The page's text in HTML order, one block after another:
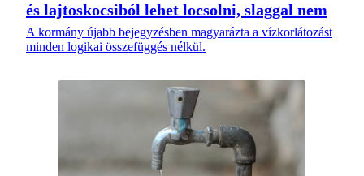
és lajtoskocsiból lehet locsolni, slaggal nem
A kormány újabb bejegyzésben magyarázta a vízkorlátozást
minden logikai összefüggés nélkül.